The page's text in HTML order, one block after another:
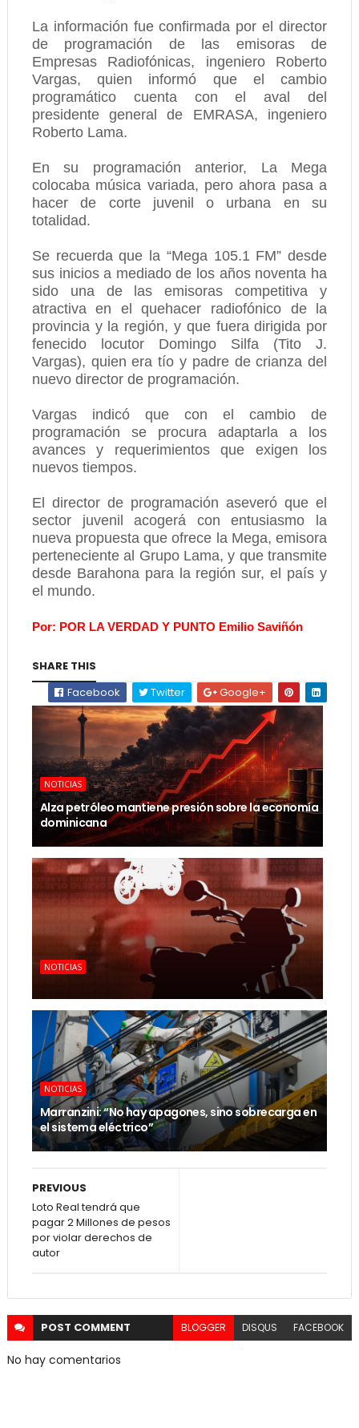
La información fue confirmada por el director
de programación de las emisoras de
Empresas Radiofónicas, ingeniero Roberto
Vargas, quien informó que el cambio
programático cuenta con el aval del
presidente general de EMRASA, ingeniero
Roberto Lama.
En su programación anterior, La Mega
colocaba música variada, pero ahora pasa a
hacer de corte juvenil o urbana en su
totalidad.
Se recuerda que la “Mega 105.1 FM” desde
sus inicios a mediado de los años noventa ha
sido una de las emisoras competitiva y
atractiva en el quehacer radiofónico de la
provincia y la región, y que fuera dirigida por
fenecido locutor Domingo Silfa (Tito J.
Vargas), quien era tío y padre de crianza del
nuevo director de programación.
Vargas indicó que con el cambio de
programación se procura adaptarla a los
avances y requerimientos que exigen los
nuevos tiempos.
El director de programación aseveró que el
sector juvenil acogerá con entusiasmo la
nueva propuesta que ofrece la Mega, emisora
perteneciente al Grupo Lama, y que transmite
desde Barahona para la región sur, el país y
el mundo.
Por: POR LA VERDAD Y PUNTO Emilio Saviñón
SHARE THIS
Facebook
Twitter Google+
NOTICIAS
Alza petróleo mantiene presión sobre la economía
dominicana
NOTICIAS
NOTICIAS
Marranzini: “No hay apagones, sino sobrecarga en
el sistema eléctrico”
PREVIOUS
Loto Real tendrá que
pagar 2 Millones de pesos
por violar derechos de
autor
POST COMMENT BLOGGER DISQUS FACEBOOK
No hay comentarios